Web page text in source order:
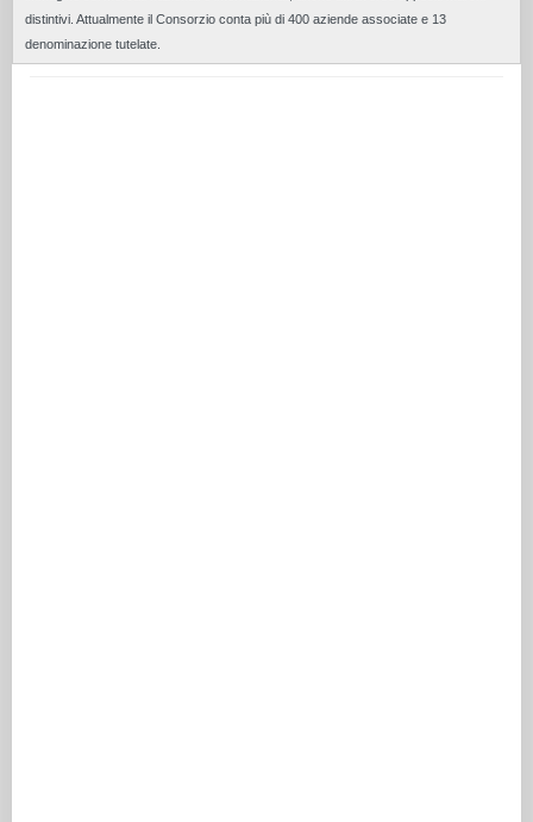
distintivi. Attualmente il Consorzio conta più di 400 aziende associate e 13
denominazione tutelate.